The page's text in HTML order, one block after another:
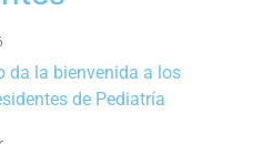
da la bienvenida a los
de Pediatría